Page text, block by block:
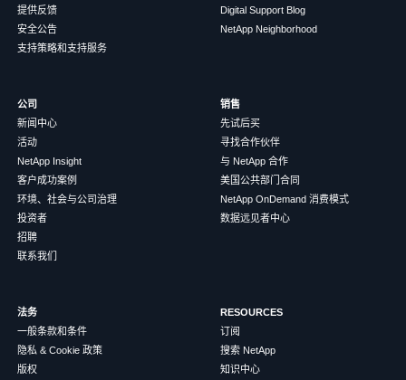
提供反馈
安全公告
支持策略和支持服务
Digital Support Blog
NetApp Neighborhood
公司
新闻中心
活动
NetApp Insight
客户成功案例
环境、社会与公司治理
投资者
招聘
联系我们
销售
先试后买
寻找合作伙伴
与 NetApp 合作
美国公共部门合同
NetApp OnDemand 消费模式
数据远见者中心
法务
一般条款和条件
隐私 & Cookie 政策
版权
RESOURCES
订阅
搜索 NetApp
知识中心